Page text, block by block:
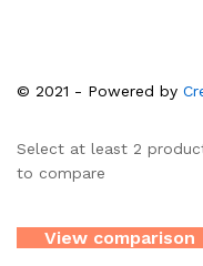
© 2021 - Powered by
Select at least 2
to compare
View comparison